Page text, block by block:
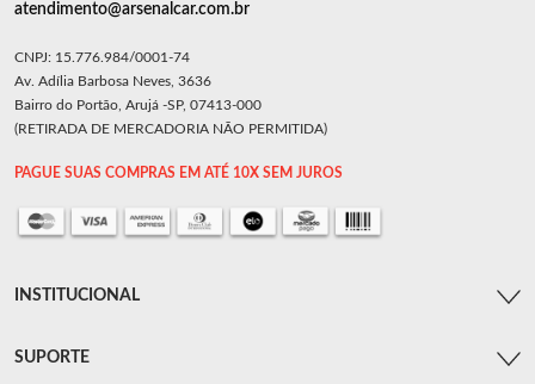
atendimento@arsenalcar.com.br
CNPJ: 15.776.984/0001-74
Av. Adília Barbosa Neves, 3636
Bairro do Portão, Arujá -SP, 07413-000
(RETIRADA DE MERCADORIA NÃO PERMITIDA)
PAGUE SUAS COMPRAS EM ATÉ 10X SEM JUROS
INSTITUCIONAL
SUPORTE